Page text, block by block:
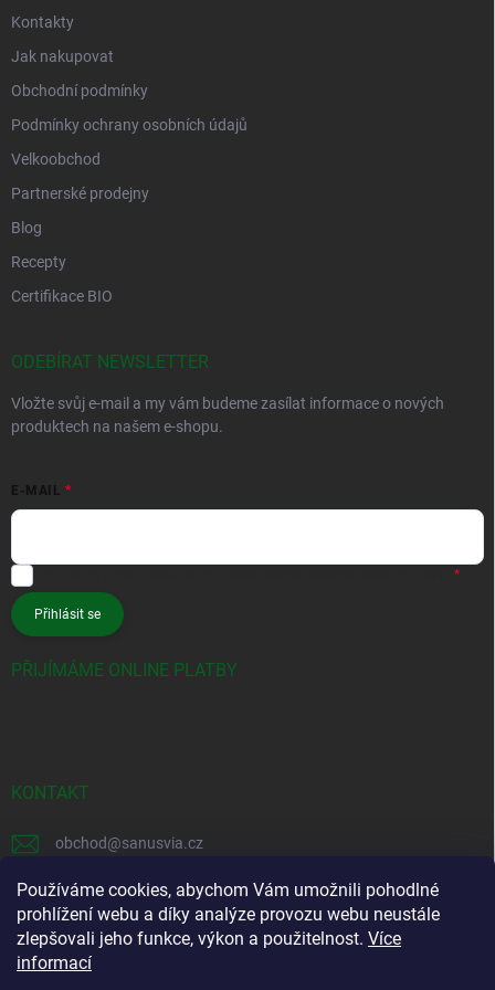
Používáme cookies, abychom Vám umožnili pohodlné
prohlížení webu a díky analýze provozu webu neustále
zlepšovali jeho funkce, výkon a použitelnost. Více
informací
Kontakty
Jak nakupovat
Obchodní podmínky
Podmínky ochrany osobních údajů
Velkoobchod
Partnerské prodejny
Blog
Recepty
Certifikace BIO
ODEBÍRAT NEWSLETTER
Vložte svůj e-mail a my vám budeme zasílat informace o nových
produktech na našem e-shopu.
E-MAIL
Přihlásit se
PŘIJÍMÁME ONLINE PLATBY
KONTAKT
obchod@sanusvia.cz
+420 604 245 725
https://www.facebook.com/sanusvia
https://www.instagram.com/sanusvia